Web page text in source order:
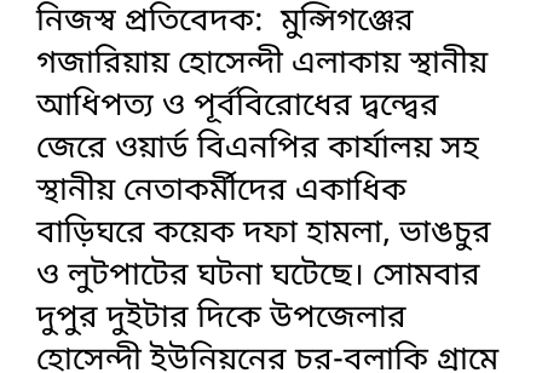
নিজস্ব প্রতিবেদক: মুন্সিগঞ্জের
গজারিয়ায় হোসেন্দী এলাকায় স্থানীয়
আধিপত্য ও পূর্ববিরোধের দ্বন্দ্বের
জেরে ওয়ার্ড বিএনপির কার্যালয় সহ
স্থানীয় নেতাকর্মীদের একাধিক
বাড়িঘরে কয়েক দফা হামলা, ভাঙচুর
ও লুটপাটের ঘটনা ঘটেছে। সোমবার
দুপুর দুইটার দিকে উপজেলার
হোসেন্দী ইউনিয়নের চর-বলাকি গ্রামে